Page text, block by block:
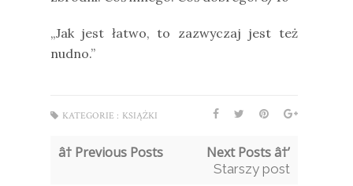
„Jak jest łatwo, to zazwyczaj jest też
nudno.”
KATEGORIE : KSIĄŻKI
â† Previous Posts Next Posts â†’
Starszy post